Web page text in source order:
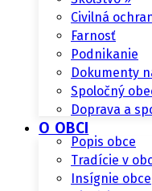
Civilná
Farnosť
Podnikanie
Dokumenty
Spoločný
Doprava a
O OBCI
Popis obce
Tradície v
Insígnie obce